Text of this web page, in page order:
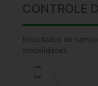
CONTROLE
Resultados de
modalidades.